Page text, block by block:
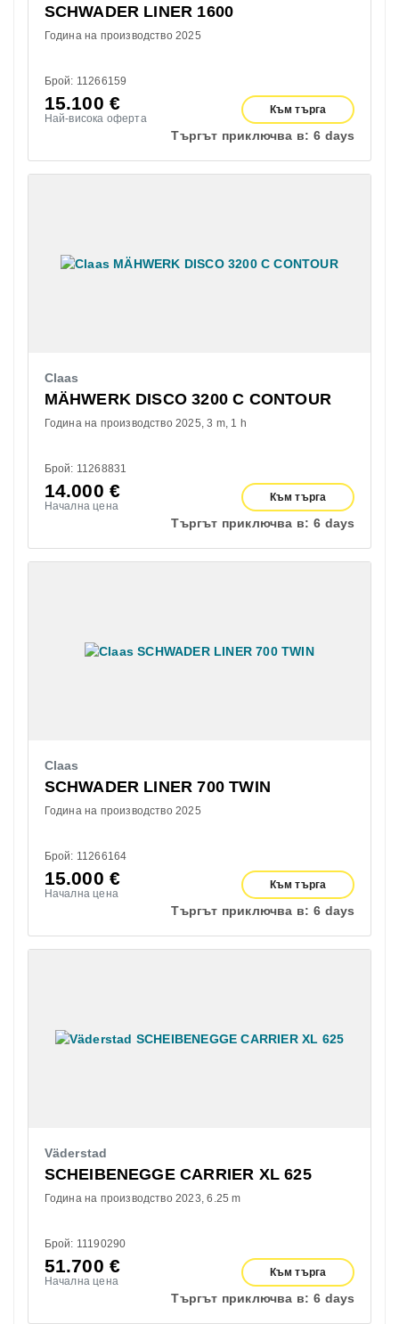
SCHWADER LINER 1600
Година на производство 2025
Брой: 11266159
15.100 €
Най-висока оферта
Към търга
Търгът приключва в: 6 days
Claas
MÄHWERK DISCO 3200 C CONTOUR
Година на производство 2025 3 m 1 h
Брой: 11268831
14.000 €
Начална цена
Към търга
Търгът приключва в: 6 days
Claas
SCHWADER LINER 700 TWIN
Година на производство 2025
Брой: 11266164
15.000 €
Начална цена
Към търга
Търгът приключва в: 6 days
Väderstad
SCHEIBENEGGE CARRIER XL 625
Година на производство 2023 6.25 m
Брой: 11190290
51.700 €
Начална цена
Към търга
Търгът приключва в: 6 days